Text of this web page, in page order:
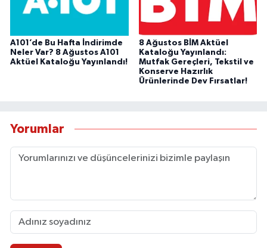
A101’de Bu Hafta İndirimde
Neler Var? 8 Ağustos A101
Aktüel Kataloğu Yayınlandı!
8 Ağustos BİM Aktüel
Kataloğu Yayınlandı:
Mutfak Gereçleri, Tekstil ve
Konserve Hazırlık
Ürünlerinde Dev Fırsatlar!
Yorumlar